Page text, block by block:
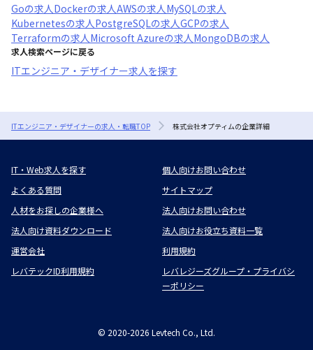
Goの求人 Dockerの求人AWSの求人 MySQLの求人
Kubernetesの求人 PostgreSQLの求人GCPの求人
Terraformの求人 Microsoft Azureの求人 MongoDBの求人
求人検索ページに戻る
ITエンジニア・デザイナー求人を探す
ITエンジニア・デザイナーの求人・転職TOP 株式会社オプティムの企業詳細
IT・Web求人を探す
個人向けお問い合わせ
よくある質問
サイトマップ
人材をお探しの企業様へ
法人向けお問い合わせ
法人向け資料ダウンロード
法人向けお役立ち資料一覧
運営会社
利用規約
レバテックID利用規約
レバレジーズグループ・プライバシ
ーポリシー
© 2020-2026 Levtech Co., Ltd.